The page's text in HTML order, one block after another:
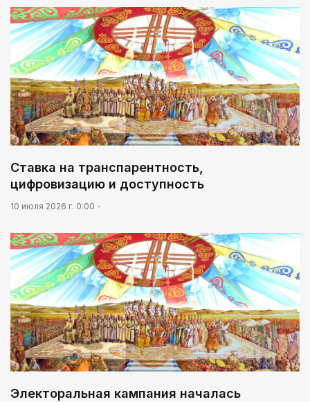
«Человек-паук 4: Новый день» стал самым
кассовым фильмом 2026 года
Ставка на транспарентность,
цифровизацию и доступность
10 июля 2026 г. 0:00
Электоральная кампания началась